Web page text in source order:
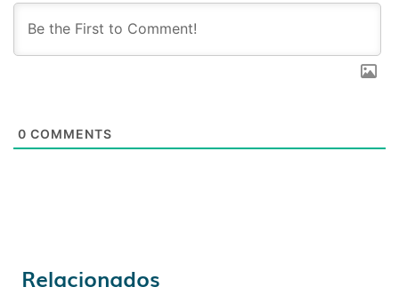
0 COMMENTS
Relacionados